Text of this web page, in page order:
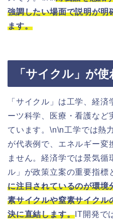
強調したい場面で説明が明
ます。
「サイクル」が
「サイクル」は工学、経
ーツ科学、医療・看護など
ています。\n\n工学では熱
が代表例で、エネルギー変
ません。経済学では景気循
ル」が政策立案の重要指標
に注目されているのが環境
素サイクルや窒素サイクル
決に直結します。 IT開発で